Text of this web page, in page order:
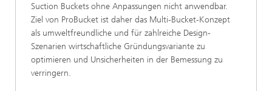
Suction Buckets ohne Anpassungen nicht anwendbar.
Ziel von ProBucket ist daher das Multi-Bucket-Konzept
als umweltfreundliche und für zahlreiche Design-
Szenarien wirtschaftliche Gründungsvariante zu
optimieren und Unsicherheiten in der Bemessung zu
verringern.